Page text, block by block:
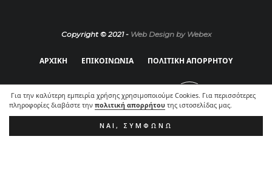
Για την καλύτερη εμπειρία χρήσης χρησιμοποιούμε Cookies. Για περισσότερες
πληροφορίες διαβάστε την πολιτική απορρήτου της ιστοσελίδας μας.
ΝΑΙ, ΣΥΜΦΩΝΏ
Copyright © 2021 - Web Design by Webex
ΑΡΧΙΚΗ ΕΠΙΚΟΙΝΩΝΙΑ ΠΟΛΙΤΙΚΗ ΑΠΟΡΡΗΤΟΥ